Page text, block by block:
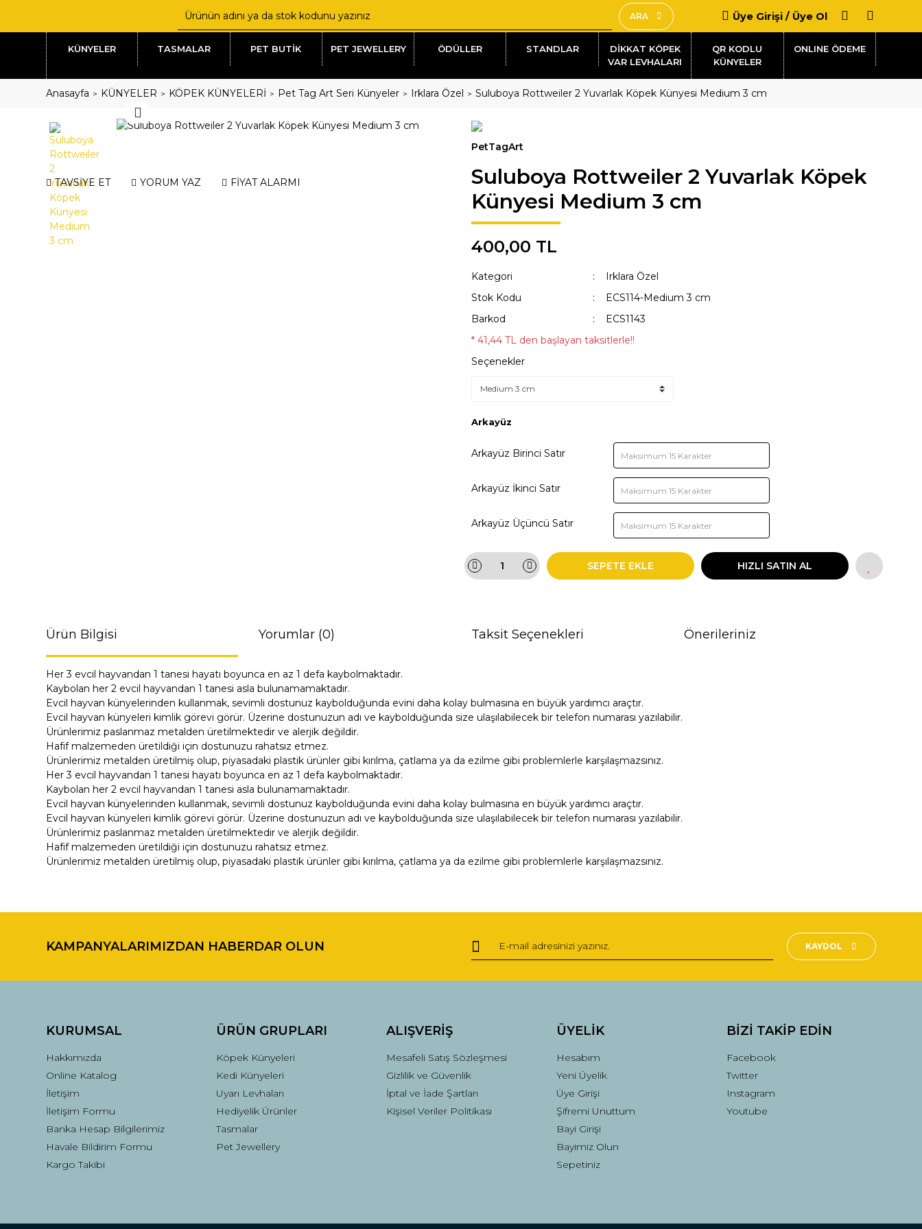
ARA Üye Girişi / Üye Ol
KÜNYELER TASMALAR PET BUTİK PET JEWELLERY ÖDÜLLER STANDLAR
DİKKAT KÖPEK
VAR LEVHALARI
QR KODLU
KÜNYELER
Anasayfa KÜNYELER KÖPEK KÜNYELERİ Pet Tag Art Seri Künyeler Irklara Özel Suluboya Rottweiler 2 Yuvarlak Köpek Künyesi Medium 3 cm
TAVSİYE ET YORUM YAZ FİYAT ALARMI
PetTagArt
Suluboya Rottweiler 2 Yuvarlak Köpek
Künyesi Medium 3 cm
400,00 TL
Kategori
Irklara Özel
Stok Kodu
ECS114-Medium 3 cm
Barkod
ECS1143
* 41,44 TL den başlayan taksitlerle!!
Seçenekler
Arkayüz
Arkayüz Birinci Satır
Arkayüz İkinci Satır
Arkayüz Üçüncü Satır
SEPETE EKLE HIZLI SATIN AL
Ürün Bilgisi Yorumlar (0) Taksit Seçenekleri Önerileriniz
Her 3 evcil hayvandan 1 tanesi hayatı boyunca en az 1 defa kaybolmaktadır.
Kaybolan her 2 evcil hayvandan 1 tanesi asla bulunamamaktadır.
Evcil hayvan künyelerinden kullanmak, sevimli dostunuz kaybolduğunda evini daha kolay bulmasına en büyük yardımcı araçtır.
Evcil hayvan künyeleri kimlik görevi görür. Üzerine dostunuzun adı ve kaybolduğunda size ulaşılabilecek bir telefon numarası yazılabilir.
Ürünlerimiz paslanmaz metalden üretilmektedir ve alerjik değildir.
Hafif malzemeden üretildiği için dostunuzu rahatsız etmez.
Ürünlerimiz metalden üretilmiş olup, piyasadaki plastik ürünler gibi kırılma, çatlama ya da ezilme gibi problemlerle karşılaşmazsınız.
Her 3 evcil hayvandan 1 tanesi hayatı boyunca en az 1 defa kaybolmaktadır.
Kaybolan her 2 evcil hayvandan 1 tanesi asla bulunamamaktadır.
Evcil hayvan künyelerinden kullanmak, sevimli dostunuz kaybolduğunda evini daha kolay bulmasına en büyük yardımcı araçtır.
Evcil hayvan künyeleri kimlik görevi görür. Üzerine dostunuzun adı ve kaybolduğunda size ulaşılabilecek bir telefon numarası yazılabilir.
Ürünlerimiz paslanmaz metalden üretilmektedir ve alerjik değildir.
Hafif malzemeden üretildiği için dostunuzu rahatsız etmez.
Ürünlerimiz metalden üretilmiş olup, piyasadaki plastik ürünler gibi kırılma, çatlama ya da ezilme gibi problemlerle karşılaşmazsınız.
Yorum Yaz
Görüş ve önerileriniz için teşekkür ederiz.
Ürün resmi kalitesiz, bozuk veya görüntülenemiyor.
Ürün bilgilerinde hatalar bulunuyor.
Bu ürüne benzer farklı alternatifler olmalı.
Gönder
KAMPANYALARIMIZDAN HABERDAR OLUN KAYDOL
KURUMSAL
Hakkımızda
Online Katalog
İletişim
İletişim Formu
Banka Hesap Bilgilerimiz
Havale Bildirim Formu
Kargo Takibi
ÜRÜN GRUPLARI
Köpek Künyeleri
Kedi Künyeleri
Uyarı Levhaları
Hediyelik Ürünler
Tasmalar
Pet Jewellery
ALIŞVERİŞ
Mesafeli Satış Sözleşmesi
Gizlilik ve Güvenlik
İptal ve İade Şartları
Kişisel Veriler Politikası
ÜYELİK
Hesabım
Yeni Üyelik
Üye Girişi
Şifremi Unuttum
Bayi Girişi
Bayimiz Olun
Sepetiniz
BİZİ TAKİP EDİN
Facebook
Twitter
Instagram
Youtube